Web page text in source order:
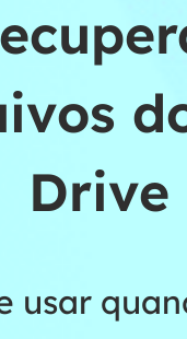
Drive
usar